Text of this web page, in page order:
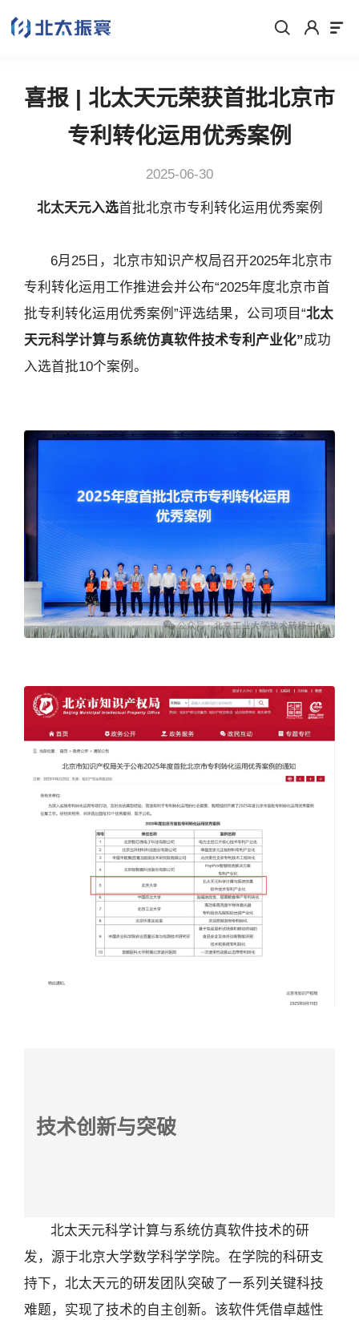
喜报 | 北太天元荣获首批北京市
专利转化运用优秀案例
2025-06-30
北太天元入选首批北京市专利转化运用优秀案例
6月25日，北京市知识产权局召开2025年北京市
专利转化运用工作推进会并公布“2025年度北京市首
批专利转化运用优秀案例”评选结果，公司项目“北太
天元科学计算与系统仿真软件技术专利产业化”成功
入选首批10个案例。
技术创新与突破
北太天元科学计算与系统仿真软件技术的研
发，源于北京大学数学科学学院。在学院的科研支
持下，北太天元的研发团队突破了一系列关键科技
难题，实现了技术的自主创新。该软件凭借卓越性